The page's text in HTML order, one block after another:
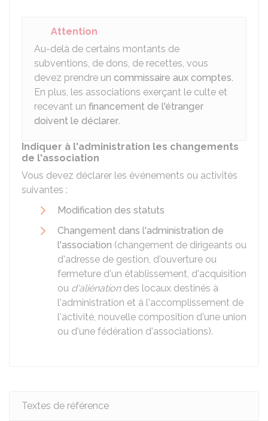
Attention
Au-delà de certains montants de
subventions, de dons, de recettes, vous
devez prendre un commissaire aux comptes.
En plus, les associations exerçant le culte et
recevant un financement de l'étranger
doivent le déclarer.
Indiquer à l'administration les changements
de l'association
Vous devez déclarer les événements ou activités
suivantes :
Modification des statuts
Changement dans l'administration de
l'association (changement de dirigeants ou
d'adresse de gestion, d'ouverture ou
fermeture d'un établissement, d'acquisition
ou d'aliénationdes locaux destinés à
l'administration et à l'accomplissement de
l'activité, nouvelle composition d'une union
ou d'une fédération d'associations).
Textes de référence